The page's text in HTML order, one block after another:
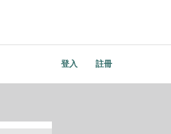
登入 註冊